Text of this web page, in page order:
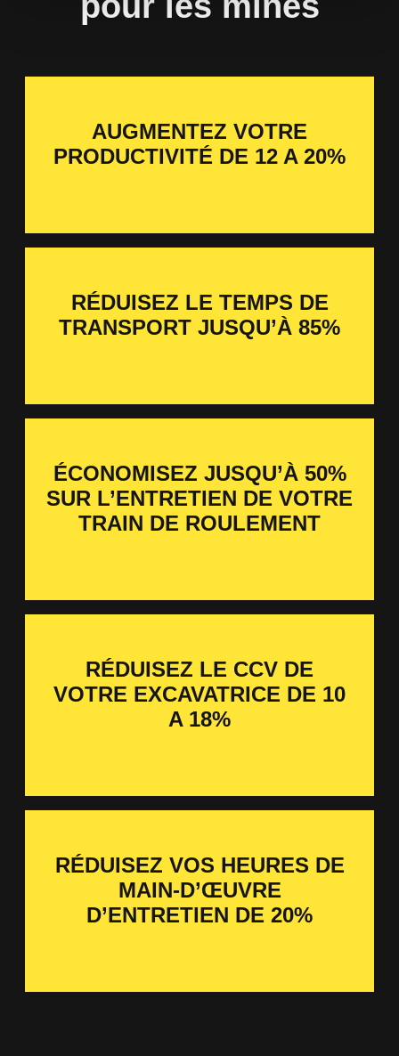
AUGMENTEZ VOTRE
PRODUCTIVITÉ DE 12 A 20%
RÉDUISEZ LE TEMPS DE
TRANSPORT JUSQU’À 85%
ÉCONOMISEZ JUSQU’À 50%
SUR L’ENTRETIEN DE VOTRE
TRAIN DE ROULEMENT
RÉDUISEZ LE CCV DE
VOTRE EXCAVATRICE DE 10
A 18%
RÉDUISEZ VOS HEURES DE
MAIN-D’ŒUVRE
D’ENTRETIEN DE 20%